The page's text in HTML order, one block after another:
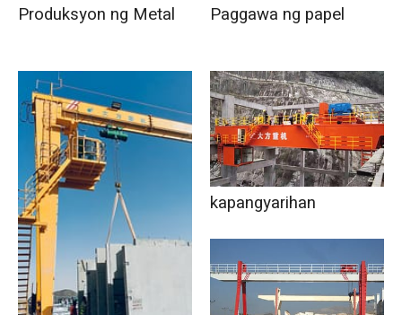
Produksyon ng Metal Paggawa ng papel
kapangyarihan